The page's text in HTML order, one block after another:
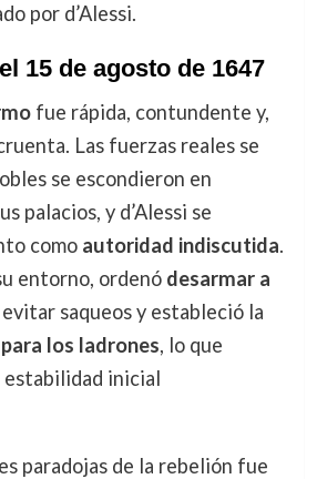
por d’Alessi.
15 de agosto de 1647
fue rápida, contundente y,
Las fuerzas reales se
se escondieron en
palacios, y d’Alessi se
como autoridad indiscutida.
entorno, ordenó desarmar a
evitar saqueos y estableció la
los ladrones, lo que
inicial
paradojas de la rebelión fue